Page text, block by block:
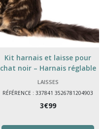
Kit harnais et laisse pour
chat noir – Harnais réglable
confortable et sécurisé
LAISSES
RÉFÉRENCE : 337841 3526781204903
3€99